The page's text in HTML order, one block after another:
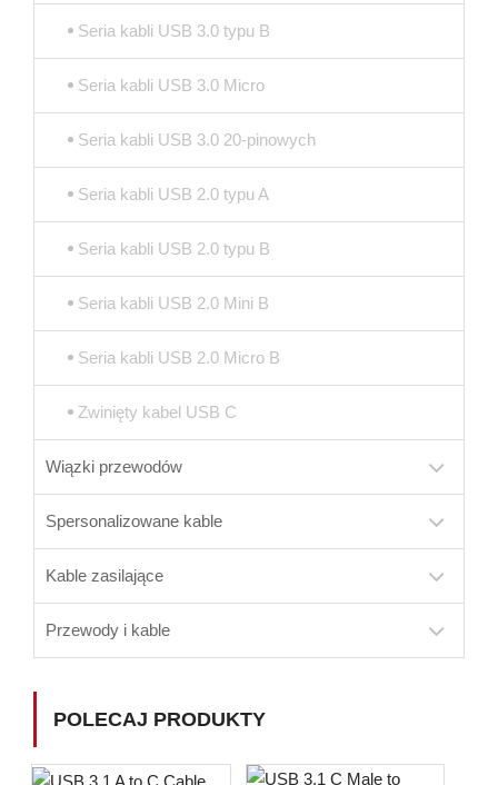
Seria kabli USB 3.0 typu B
Seria kabli USB 3.0 Micro
Seria kabli USB 3.0 20-pinowych
Seria kabli USB 2.0 typu A
Seria kabli USB 2.0 typu B
Seria kabli USB 2.0 Mini B
Seria kabli USB 2.0 Micro B
Zwinięty kabel USB C
Wiązki przewodów
Spersonalizowane kable
Kable zasilające
Przewody i kable
POLECAJ PRODUKTY